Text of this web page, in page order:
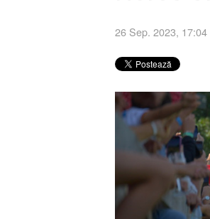
26 Sep. 2023, 17:04